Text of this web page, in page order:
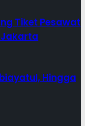
Tiket Pesawat
Jakarta
Hingga